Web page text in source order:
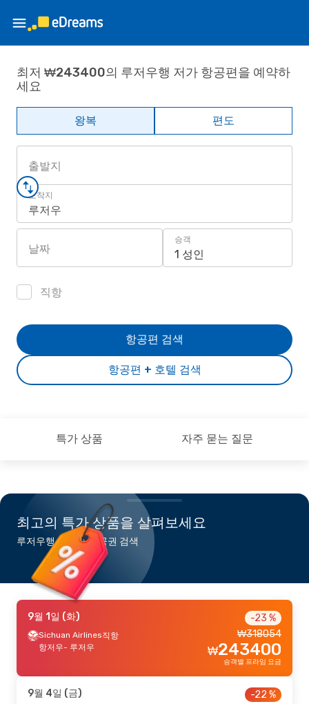
최저 ₩243400의 루저우행 저가 항공편을 예약하
세요
왕복 편도
출발지
도착지
루저우
날짜
승객
1 성인
직항
항공편 + 호텔 검색
항공편 검색
특가 상품 자주 묻는 질문
최고의 특가 상품을 살펴보세요
루저우행 최저가 항공권 검색
9월 1일 (화)
Sichuan Airlines직항
항저우- 루저우
-23 %
318054
₩
243400
₩
승객별 프라임 요금
9월 4일 (금)
-22 %